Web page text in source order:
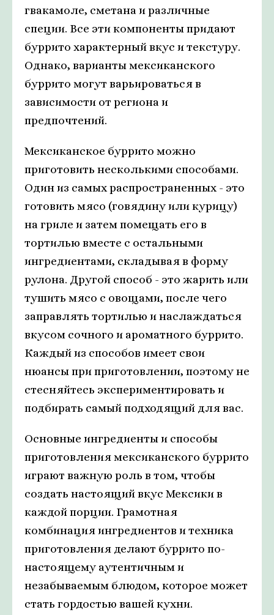
гвакамоле, сметана и различные
специи. Все эти компоненты придают
буррито характерный вкус и текстуру.
Однако, варианты мексиканского
буррито могут варьироваться в
зависимости от региона и
предпочтений.
Мексиканское буррито можно
приготовить несколькими способами.
Один из самых распространенных - это
готовить мясо (говядину или курицу)
на гриле и затем помещать его в
тортилью вместе с остальными
ингредиентами, складывая в форму
рулона. Другой способ - это жарить или
тушить мясо с овощами, после чего
заправлять тортилью и наслаждаться
вкусом сочного и ароматного буррито.
Каждый из способов имеет свои
нюансы при приготовлении, поэтому не
стесняйтесь экспериментировать и
подбирать самый подходящий для вас.
Основные ингредиенты и способы
приготовления мексиканского буррито
играют важную роль в том, чтобы
создать настоящий вкус Мексики в
каждой порции. Грамотная
комбинация ингредиентов и техника
приготовления делают буррито по-
настоящему аутентичным и
незабываемым блюдом, которое может
стать гордостью вашей кухни.